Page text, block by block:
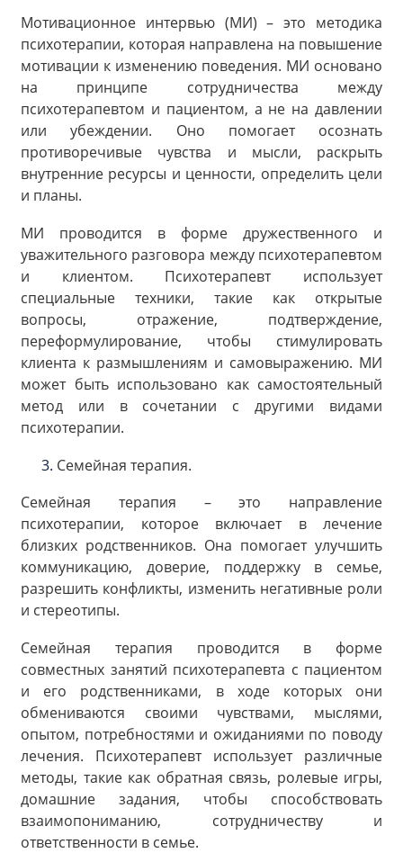
Мотивационное интервью (МИ) – это методика
психотерапии, которая направлена на повышение
мотивации к изменению поведения. МИ основано
на принципе сотрудничества между
психотерапевтом и пациентом, а не на давлении
или убеждении. Оно помогает осознать
противоречивые чувства и мысли, раскрыть
внутренние ресурсы и ценности, определить цели
и планы.
МИ проводится в форме дружественного и
уважительного разговора между психотерапевтом
и клиентом. Психотерапевт использует
специальные техники, такие как открытые
вопросы, отражение, подтверждение,
переформулирование, чтобы стимулировать
клиента к размышлениям и самовыражению. МИ
может быть использовано как самостоятельный
метод или в сочетании с другими видами
психотерапии.
Семейная терапия.
Семейная терапия – это направление
психотерапии, которое включает в лечение
близких родственников. Она помогает улучшить
коммуникацию, доверие, поддержку в семье,
разрешить конфликты, изменить негативные роли
и стереотипы.
Семейная терапия проводится в форме
совместных занятий психотерапевта с пациентом
и его родственниками, в ходе которых они
обмениваются своими чувствами, мыслями,
опытом, потребностями и ожиданиями по поводу
лечения. Психотерапевт использует различные
методы, такие как обратная связь, ролевые игры,
домашние задания, чтобы способствовать
взаимопониманию, сотрудничеству и
ответственности в семье.